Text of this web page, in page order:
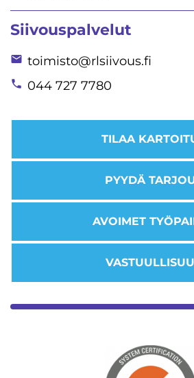
Siivouspalvelut
toimisto@rlsiivous.fi
044 727 7780
TILAA
PYYDÄ
AVOIMET